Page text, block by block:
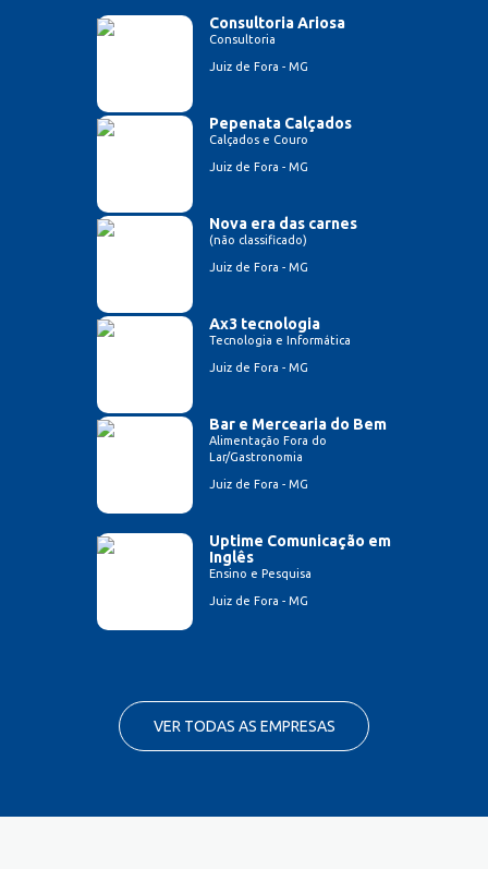
Consultoria Ariosa
Consultoria
Juiz de Fora - MG
Pepenata Calçados
Calçados e Couro
Juiz de Fora - MG
Nova era das carnes
(não classificado)
Juiz de Fora - MG
Ax3 tecnologia
Tecnologia e Informática
Juiz de Fora - MG
Bar e Mercearia do Bem
Alimentação Fora do
Lar/Gastronomia
Juiz de Fora - MG
Uptime Comunicação em
Inglês
Ensino e Pesquisa
Juiz de Fora - MG
VER TODAS AS EMPRESAS